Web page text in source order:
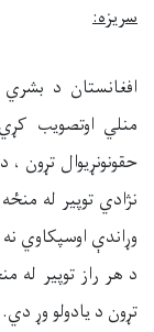
سريزه:
افغانستان د بشري
منلي اوتصويب
حقونونړيوال تړون ،
نژادي توپير له
وړاندې اوسپکاوي
د هر راز توپير له
تړون د يادولو وړ